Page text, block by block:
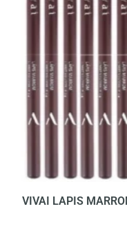
VIVAI LAPIS